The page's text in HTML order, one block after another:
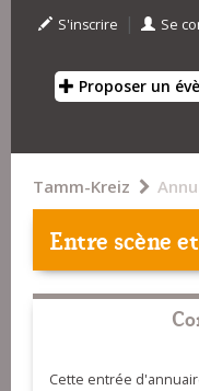
S'inscrire | Se
Proposer un
Tamm-Kreiz
Entre scène
Cette entrée